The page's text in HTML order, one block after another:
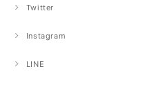
Twitter
Instagram
LINE